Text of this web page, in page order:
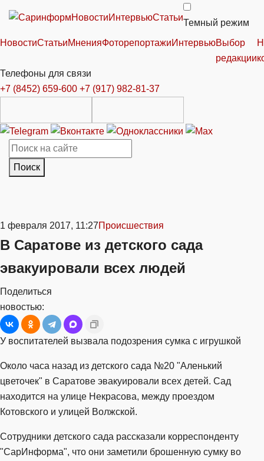
НовостиИнтервьюСтатьи
Темный режим
НовостиСтатьиМненияФоторепортажиИнтервьюВыбор
редакции
Телефоны для связи
+7 (8452) 659-600 +7 (917) 982-81-37
Поиск
1 февраля 2017, 11:27Происшествия
В Саратове из детского сада
эвакуировали всех людей
Поделиться
новостью:
У воспитателей вызвала подозрения сумка с игрушкой
Около часа назад из детского сада №20 "Аленький
цветочек" в Саратове эвакуировали всех детей. Сад
находится на улице Некрасова, между проездом
Котовского и улицей Волжской.
Сотрудники детского сада рассказали корреспонденту
"СарИнформа", что они заметили брошенную сумку во